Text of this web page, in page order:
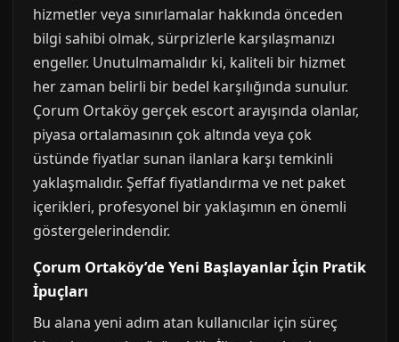
hizmetler veya sınırlamalar hakkında önceden
bilgi sahibi olmak, sürprizlerle karşılaşmanızı
engeller. Unutulmamalıdır ki, kaliteli bir hizmet
her zaman belirli bir bedel karşılığında sunulur.
Çorum Ortaköy gerçek escort arayışında olanlar,
piyasa ortalamasının çok altında veya çok
üstünde fiyatlar sunan ilanlara karşı temkinli
yaklaşmalıdır. Şeffaf fiyatlandırma ve net paket
içerikleri, profesyonel bir yaklaşımın en önemli
göstergelerindendir.
Çorum Ortaköy’de Yeni Başlayanlar İçin Pratik
İpuçları
Bu alana yeni adım atan kullanıcılar için süreç